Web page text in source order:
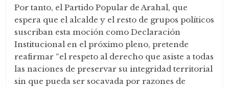
Por tanto, el Partido Popular de Arahal, que
espera que el alcalde y el resto de grupos políticos
suscriban esta moción como Declaración
Institucional en el próximo pleno, pretende
reafirmar “el respeto al derecho que asiste a todas
las naciones de preservar su integridad territorial
sin que pueda ser socavada por razones de